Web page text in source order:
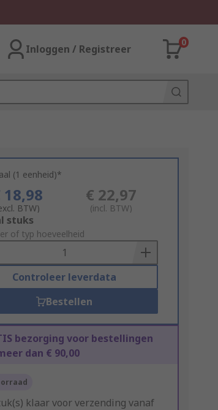
Inloggen / Registreer
0
(1 eenheid)*
18,98
BTW)
€ 22,97
(incl. BTW)
stuks
of typ hoeveelheid
Controleer leverdata
Bestellen
bezorging voor bestellingen
dan € 90,00
klaar voor verzending vanaf